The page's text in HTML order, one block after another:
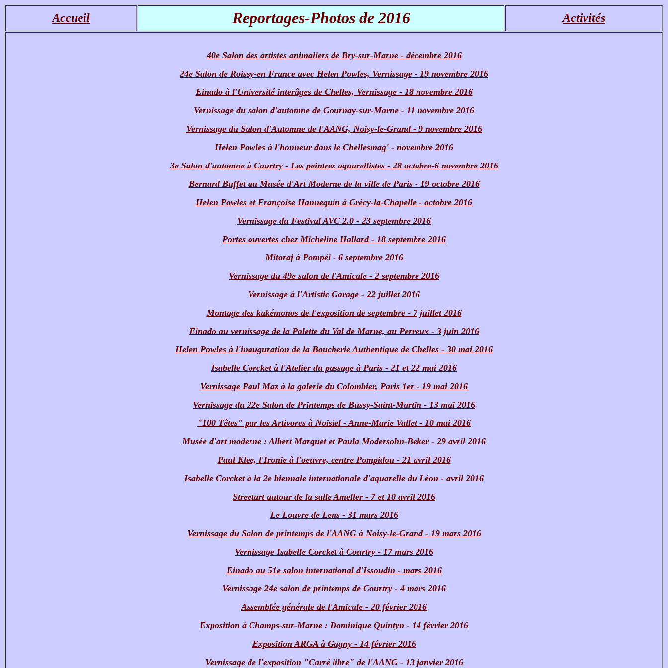
Accueil Reportages-Photos de2016 Activités
40e Salon des artistes animaliers de Bry-sur-Marne - décembre 2016
24e Salon de Roissy-en France avec Helen Powles, Vernissage - 19 novembre 2016
Einado à l'Université interâges de Chelles, Vernissage - 18 novembre 2016
Vernissage du salon d'automne de Gournay-sur-Marne - 11 novembre 2016
Vernissage du Salon d'Automne de l'AANG, Noisy-le-Grand - 9 novembre 2016
Helen Powles à l'honneur dans le Chellesmag' - novembre 2016
3e Salon d'automne à Courtry - Les peintres aquarellistes - 28 octobre-6 novembre 2016
Bernard Buffet au Musée d'Art Moderne de la ville de Paris - 19 octobre 2016
Helen Powles et Françoise Hannequin à Crécy-la-Chapelle - octobre 2016
Vernissage du Festival AVC 2.0 - 23 septembre 2016
Portes ouvertes chez Micheline Hallard - 18 septembre 2016
Mitoraj à Pompéi - 6 septembre 2016
Vernissage du 49e salon de l'Amicale - 2 septembre 2016
Vernissage à l'Artistic Garage - 22 juillet 2016
Montage des kakémonos de l'exposition de septembre - 7 juillet 2016
Einado au vernissage de la Palette du Val de Marne, au Perreux - 3 juin 2016
Helen Powles à l'inauguration de la Boucherie Authentique de Chelles - 30 mai 2016
Isabelle Corcket à l'Atelier du passage à Paris - 21 et 22 mai 2016
Vernissage Paul Maz à la galerie du Colombier, Paris 1er - 19 mai 2016
Vernissage du 22e Salon de Printemps de Bussy-Saint-Martin - 13 mai 2016
"100 Têtes" par les Artivores à Noisiel - Anne-Marie Vallet - 10 mai 2016
Musée d'art moderne : Albert Marquet et Paula Modersohn-Beker - 29 avril 2016
Paul Klee, l'Ironie à l'oeuvre, centre Pompidou - 21 avril 2016
Isabelle Corcket à la 2e biennale internationale d'aquarelle du Léon - avril 2016
Streetart autour de la salle Ameller - 7 et 10 avril 2016
Le Louvre de Lens - 31 mars 2016
Vernissage du Salon de printemps de l'AANG à Noisy-le-Grand - 19 mars 2016
Vernissage Isabelle Corcket à Courtry - 17 mars 2016
Einado au 51e salon international d'Issoudin - mars 2016
Vernissage 24e salon de printemps de Courtry - 4 mars 2016
Assemblée générale de l'Amicale - 20 février 2016
Exposition à Champs-sur-Marne : Dominique Quintyn - 14 février 2016
Exposition ARGA à Gagny - 14 février 2016
Vernissage de l'exposition "Carré libre" de l'AANG - 13 janvier 2016